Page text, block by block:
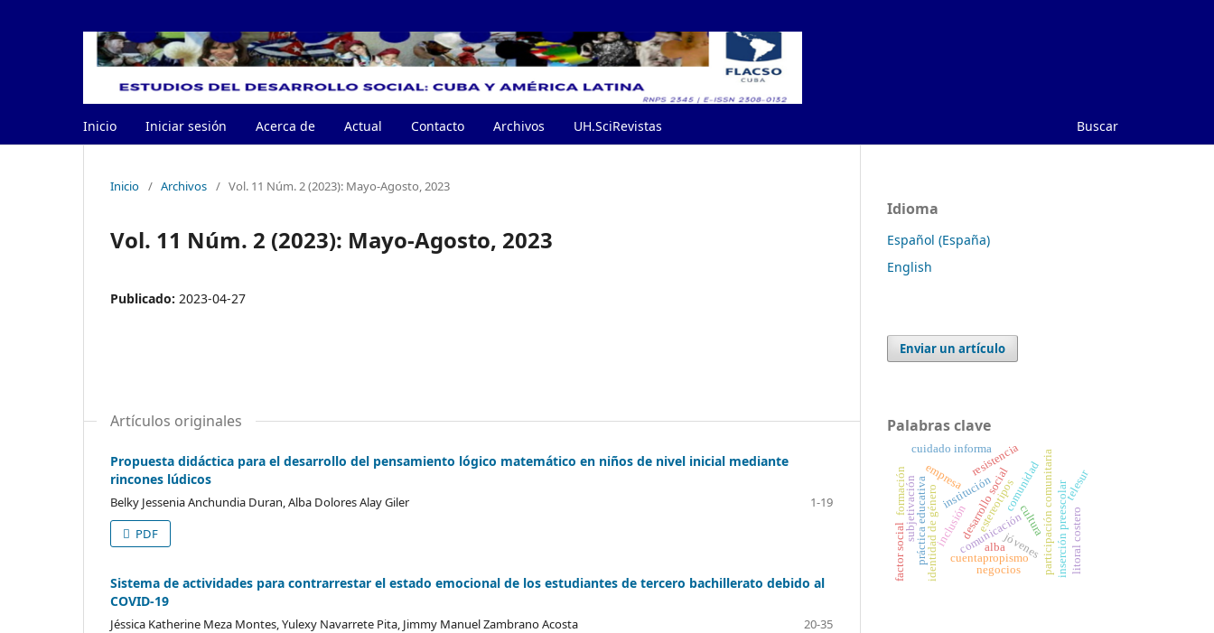
Inicio Iniciar sesión Acerca de Actual Contacto Archivos UH.SciRevistas Buscar
Inicio / Archivos / Vol. 11 Núm. 2 (2023): Mayo-Agosto, 2023
Vol. 11 Núm. 2 (2023): Mayo-Agosto, 2023
Publicado: 2023-04-27
Artículos originales
Propuesta didáctica para el desarrollo del pensamiento lógico matemático en niños de nivel inicial mediante
rincones lúdicos
Belky Jessenia Anchundia Duran, Alba Dolores Alay Giler
1-19
PDF
Sistema de actividades para contrarrestar el estado emocional de los estudiantes de tercero bachillerato debido al
COVID-19
Jéssica Katherine Meza Montes, Yulexy Navarrete Pita, Jimmy Manuel Zambrano Acosta
20-35
Idioma
Español (España)
English
Enviar un artículo
Palabras clave
identidad de género comunicación
estereotiposcultura
inclusión participación comunitaria
jóvenes
desarrollo socialcomunidad
práctica educativa
resistencia
institución
subjetivación
cuidado informa
inserción preescolar
cuentapropismo
negocios
formación empresa
alba
telesur
factor social litoral costero